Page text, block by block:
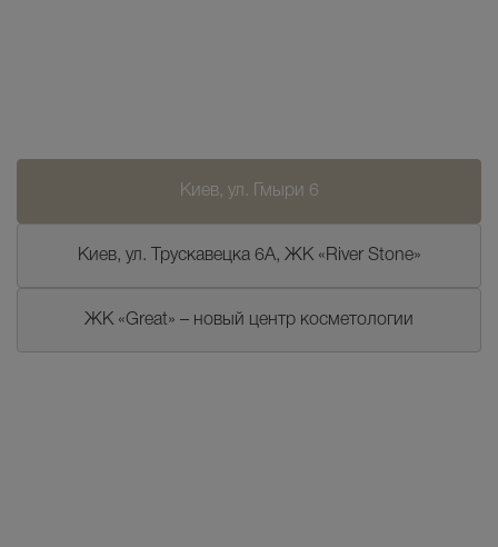
Киев, ул. Гмыри 6
Киев, ул. Трускавецка 6А, ЖК «River Stone»
ЖК «Great» – новый центр косметологии